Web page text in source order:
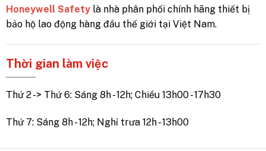
Honeywell Safety là nhà phân phối chính hãng thiết bị
bảo hộ lao động hàng đầu thế giới tại Việt Nam.
Thời gian làm việc
Thứ 2 -> Thứ 6: Sáng 8h - 12h; Chiều 13h00 - 17h30
Thứ 7: Sáng 8h - 12h; Nghỉ trưa 12h - 13h00